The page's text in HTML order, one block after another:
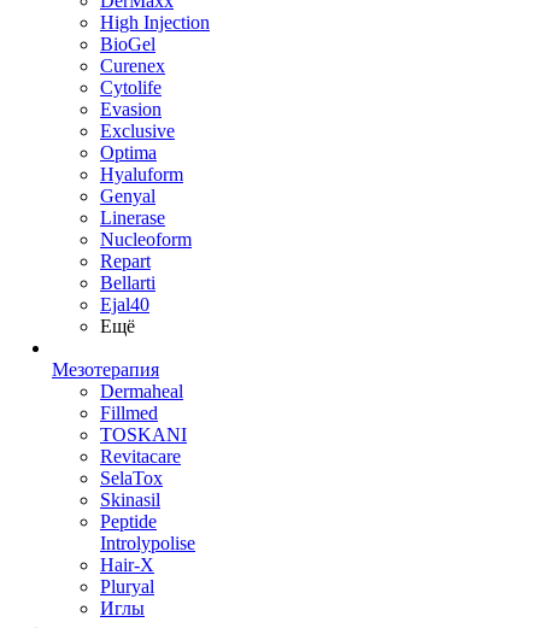
High Injection
BioGel
Curenex
Cytolife
Evasion
Exclusive
Optima
Hyaluform
Genyal
Linerase
Nucleoform
Repart
Bellarti
Ejal40
Ещё
Мезотерапия
Dermaheal
Fillmed
TOSKANI
Revitacare
SelaTox
Skinasil
Peptide
Introlypolise
Hair-X
Pluryal
Иглы